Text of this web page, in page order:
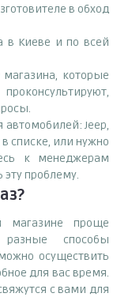
в обход
в Киеве и по всей
которые
автомобилей: Jeep,
списке, или нужно
к менеджерам
проблему.
магазине проще
способы
осуществить
для вас время.
с вами для